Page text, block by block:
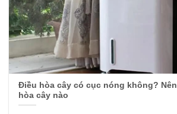
Điều hòa cây có cục nóng không?
hòa cây nào